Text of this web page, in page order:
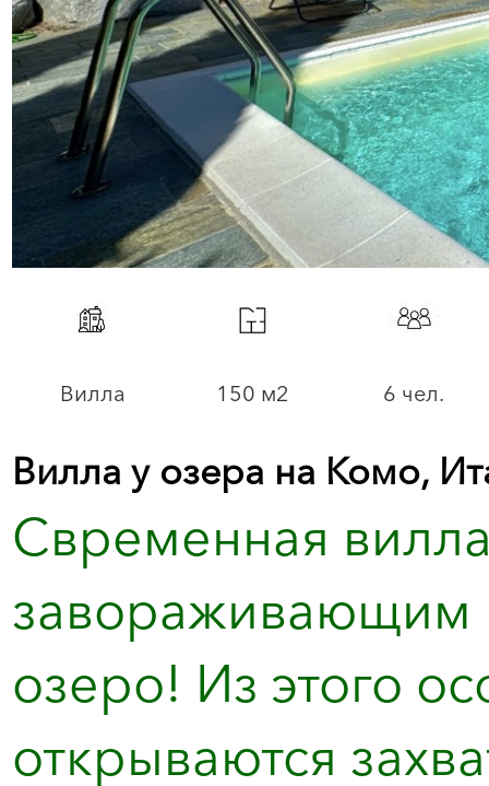
Вилла 150 м2 6 чел.
Вилла у озера на Комо,
Cвременная
завораживающим
озеро! Из этого
открываются